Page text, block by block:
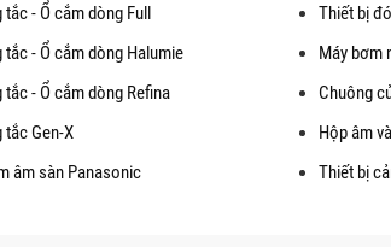
tắc - Ổ cắm dòng Full
tắc - Ổ cắm dòng Halumie
tắc - Ổ cắm dòng Refina
tắc Gen-X
âm sàn Panasonic
Thiết bị
Máy bơm
Chuông
Hộp âm
Thiết bị